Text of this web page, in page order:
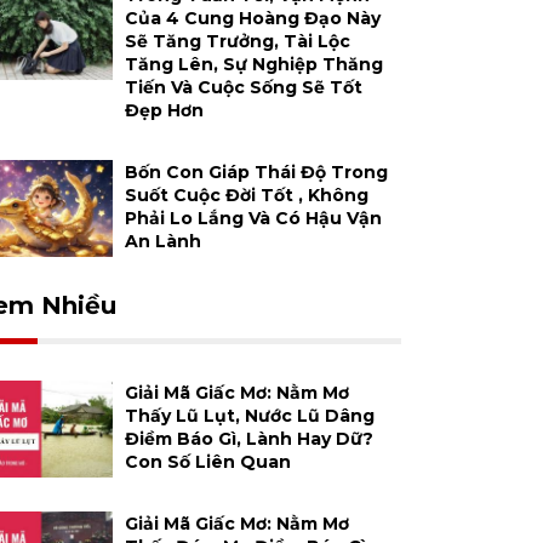
Của 4 Cung Hoàng Đạo Này
Sẽ Tăng Trưởng, Tài Lộc
Tăng Lên, Sự Nghiệp Thăng
Tiến Và Cuộc Sống Sẽ Tốt
Đẹp Hơn
Bốn Con Giáp Thái Độ Trong
Suốt Cuộc Đời Tốt , Không
Phải Lo Lắng Và Có Hậu Vận
An Lành
Nhiều
Giải Mã Giấc Mơ: Nằm Mơ
Thấy Lũ Lụt, Nước Lũ Dâng
Điềm Báo Gì, Lành Hay Dữ?
Con Số Liên Quan
Giải Mã Giấc Mơ: Nằm Mơ